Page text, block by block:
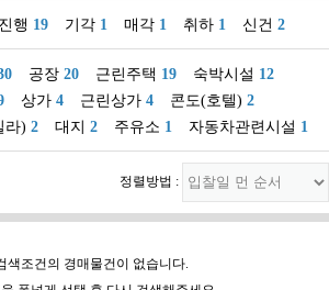
행 19 기각 1 매각 1 취하 1 신건 2
공장 20 근린주택 19 숙박시설 12
상가 4 근린상가 4 콘도(호텔) 2
라) 2 대지 2 주유소 1 자동차관련시설 1
정렬방법 :
색조건의 경매물건이 없습니다.